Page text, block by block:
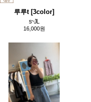
루루t [3color]
s~JL
16,000원